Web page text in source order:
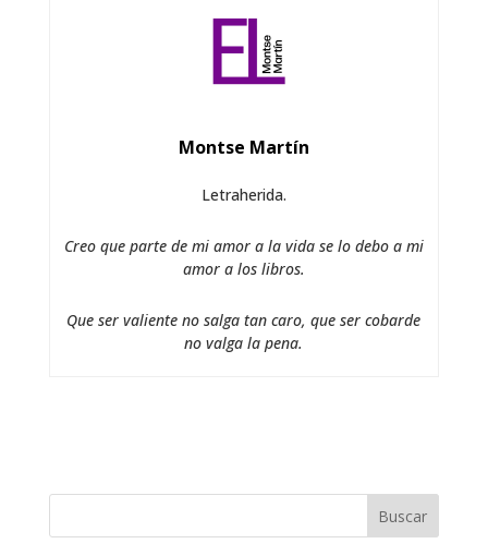
Montse Martín
Letraherida.
Creo que parte de mi amor a la vida se lo debo a mi
amor a los libros.
Que ser valiente no salga tan caro, que ser cobarde
no valga la pena.